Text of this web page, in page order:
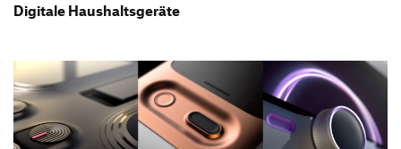
Digitale Haushaltsgeräte